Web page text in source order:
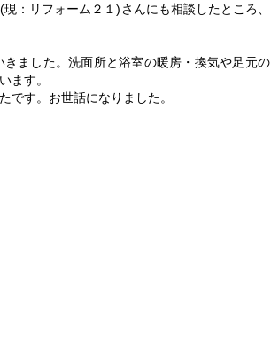
：リフォーム２１)さんにも相談したところ、
ました。洗面所と浴室の暖房・換気や足元の
ます。
です。お世話になりました。